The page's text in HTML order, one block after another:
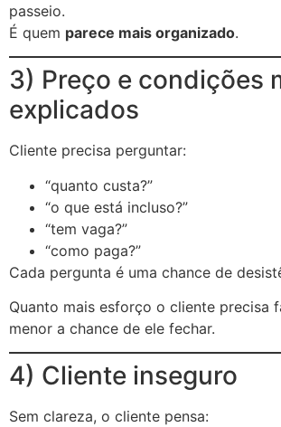
passeio.
É quem parece mais organizado.
3) Preço e condições
explicados
Cliente precisa perguntar:
“quanto custa?”
“o que está incluso?”
“tem vaga?”
“como paga?”
Cada pergunta é uma chance de
Quanto mais esforço o cliente precisa
menor a chance de ele fechar.
4) Cliente inseguro
Sem clareza, o cliente pensa: